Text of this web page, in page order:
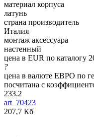
материал корпуса
латунь
страна производитель
Италия
монтаж аксессуара
настенный
цена в EUR по каталогу
?
цена в валюте ЕВРО по
посчитана с
233.2
art_70423
207,7 Кб